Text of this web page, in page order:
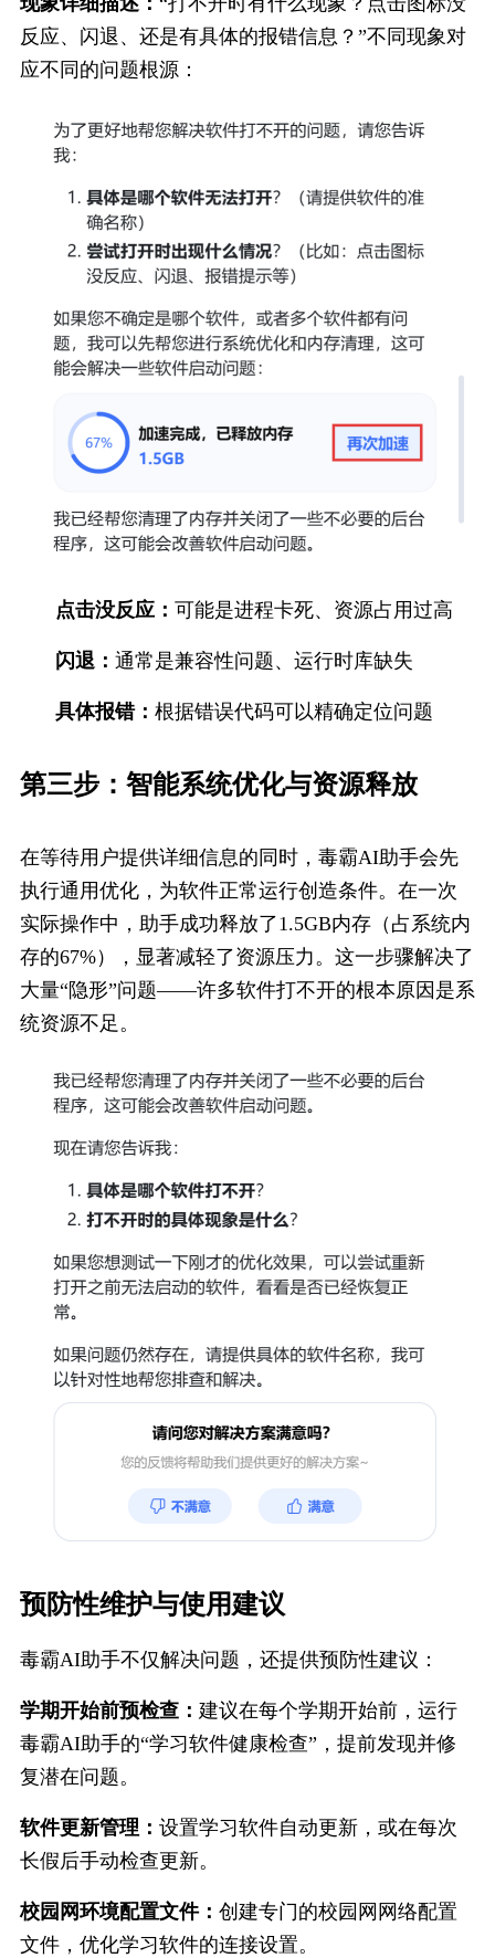
反应、闪退、还是有具体的报错信息？”不同现象对
应不同的问题根源：
点击没反应： 可能是进程卡死、资源占用过高
闪退： 通常是兼容性问题、运行时库缺失
具体报错： 根据错误代码可以精确定位问题
第三步：智能系统优化与资源释放
在等待用户提供详细信息的同时，毒霸AI助手会先
执行通用优化，为软件正常运行创造条件。在一次
实际操作中，助手成功释放了1.5GB内存（占系统内
存的67%），显著减轻了资源压力。这一步骤解决了
大量“隐形”问题——许多软件打不开的根本原因是系
统资源不足。
预防性维护与使用建议
毒霸AI助手不仅解决问题，还提供预防性建议：
学期开始前预检查： 建议在每个学期开始前，运行
毒霸AI助手的“学习软件健康检查”，提前发现并修
复潜在问题。
软件更新管理： 设置学习软件自动更新，或在每次
长假后手动检查更新。
校园网环境配置文件： 创建专门的校园网网络配置
文件，优化学习软件的连接设置。